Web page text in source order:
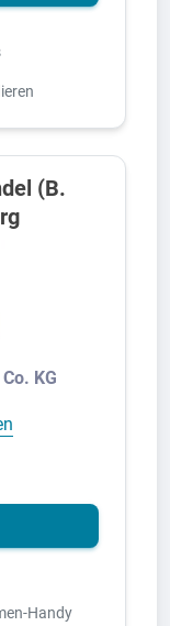
(B.
KG
Handy